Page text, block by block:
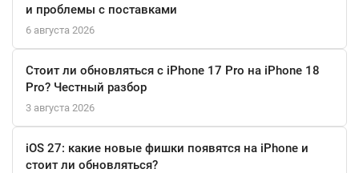
и проблемы с поставками
6 августа 2026
Стоит ли обновляться с iPhone 17 Pro на iPhone 18
Pro? Честный разбор
3 августа 2026
iOS 27: какие новые фишки появятся на iPhone и
стоит ли обновляться?